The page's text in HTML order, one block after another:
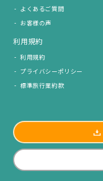
よくあるご質問
お客様の声
利用規約
利用規約
プライバシーポリシー
標準旅行業約款